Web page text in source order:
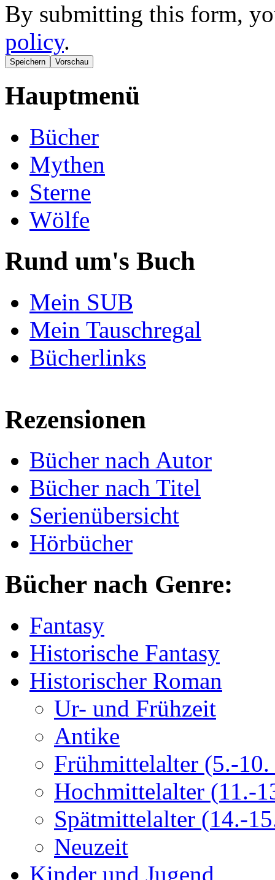
By submitting this form,
policy.
Hauptmenü
Bücher
Mythen
Sterne
Wölfe
Rund um's Buch
Mein SUB
Mein Tauschregal
Bücherlinks
Rezensionen
Bücher nach Autor
Bücher nach Titel
Serienübersicht
Hörbücher
Bücher nach Genre:
Fantasy
Historische Fantasy
Historischer Roman
Ur- und Frühzeit
Antike
Frühmittelalter (5.-10.
Hochmittelalter (11.-
Spätmittelalter (14.-
Neuzeit
Kinder und Jugend